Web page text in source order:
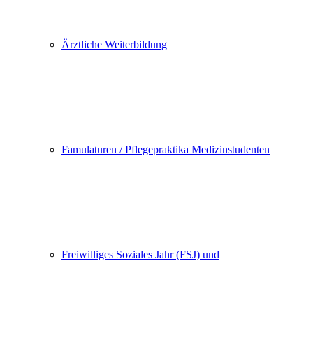
Ärztliche Weiterbildung
Famulaturen / Pflegepraktika Medizinstudenten
Freiwilliges Soziales Jahr (FSJ) und